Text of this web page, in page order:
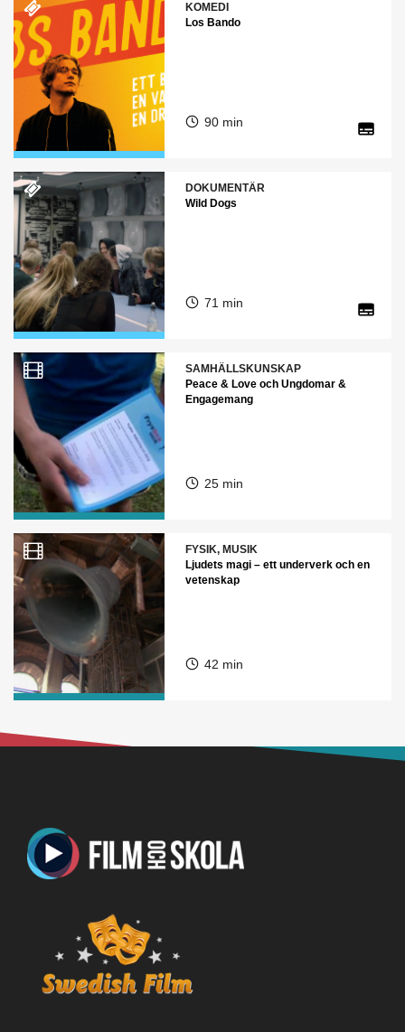
KOMEDI
Los Bando
90 min
DOKUMENTÄR
Wild Dogs
71 min
SAMHÄLLSKUNSKAP
Peace & Love och Ungdomar &
Engagemang
25 min
FYSIK, MUSIK
Ljudets magi – ett underverk och en
vetenskap
42 min